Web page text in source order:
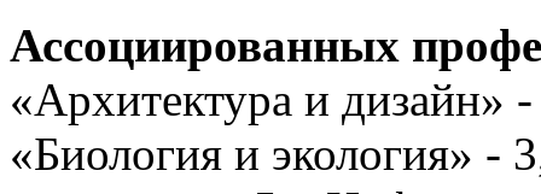
Ассоциированных
«Архитектура и дизайн»
«Биология и экология» -